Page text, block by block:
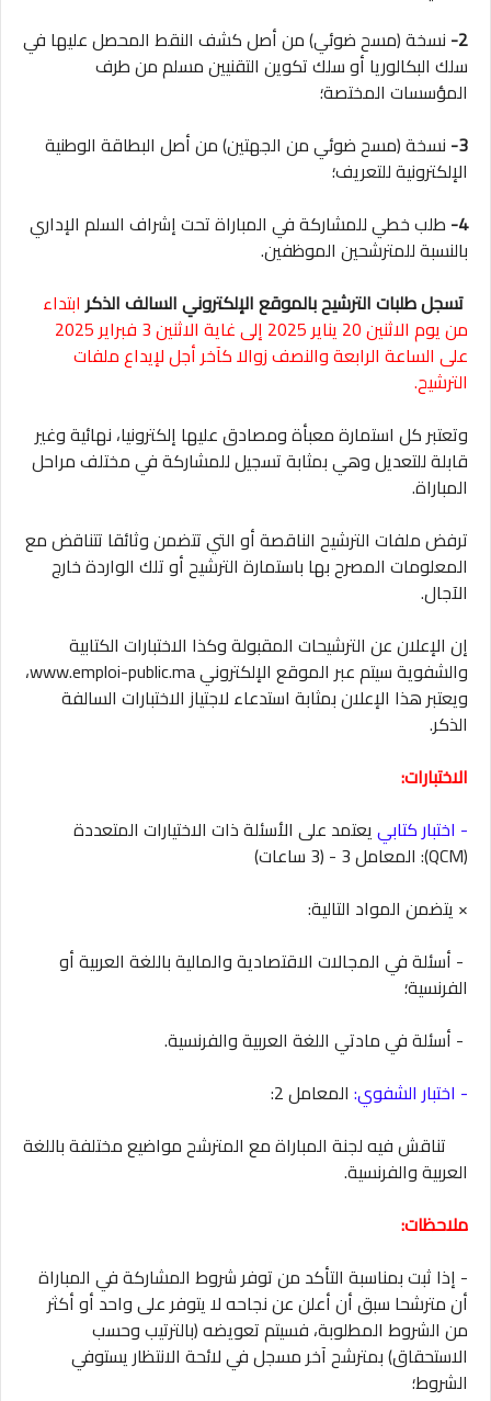
2- نسخة (مسح ضوئي) من أصل كشف النقط المحصل عليها في
سلك البكالوريا أو سلك تكوين التقنيين مسلم من طرف
المؤسسات المختصة؛
3- نسخة (مسح ضوئي من الجهتين) من أصل البطاقة الوطنية
الإلكترونية للتعريف؛
4- طلب خطي للمشاركة في المباراة تحت إشراف السلم الإداري
بالنسبة للمترشحين الموظفين.
تسجل طلبات الترشيح بالموقع الإلكتروني السالف الذكر ابتداء
من يوم الاثنين 20 يناير 2025 إلى غاية الاثنين 3 فبراير 2025
على الساعة الرابعة والنصف زوالا كآخر أجل لإيداع ملفات
الترشيح.
وتعتبر كل استمارة معبأة ومصادق عليها إلكترونيا، نهائية وغير
قابلة للتعديل وهي بمثابة تسجيل للمشاركة في مختلف مراحل
المباراة.
ترفض ملفات الترشيح الناقصة أو التي تتضمن وثائقا تتناقض مع
المعلومات المصرح بها باستمارة الترشيح أو تلك الواردة خارج
الآجال.
إن الإعلان عن الترشيحات المقبولة وكذا الاختبارات الكتابية
والشفوية سيتم عبر الموقع الإلكتروني www.emploi-public.ma،
ويعتبر هذا الإعلان بمثابة استدعاء لاجتياز الاختبارات السالفة
الذكر.
الاختبارات:
- اختبار كتابييعتمد على الأسئلة ذات الاختيارات المتعددة
(QCM): المعامل 3 - (3 ساعات)
× يتضمن المواد التالية:
- أسئلة في المجالات الاقتصادية والمالية باللغة العربية أو
الفرنسية؛
- أسئلة في مادتي اللغة العربية والفرنسية.
- اختبار الشفوي: المعامل 2:
تناقش فيه لجنة المباراة مع المترشح مواضيع مختلفة باللغة
العربية والفرنسية.
ملاحظات:
- إذا ثبت بمناسبة التأكد من توفر شروط المشاركة في المباراة
أن مترشحا سبق أن أعلن عن نجاحه لا يتوفر على واحد أو أكثر
من الشروط المطلوبة، فسيتم تعويضه (بالترتيب وحسب
الاستحقاق) بمترشح آخر مسجل في لائحة الانتظار يستوفي
الشروط؛